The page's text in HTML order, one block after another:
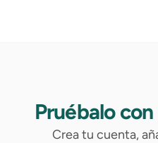
Pruébalo
Crea tu cuenta,